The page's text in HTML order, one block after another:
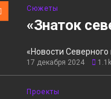
Сюжеты
«Знаток
«Новости Северного
17 декабря 2024 1.1k
Проекты